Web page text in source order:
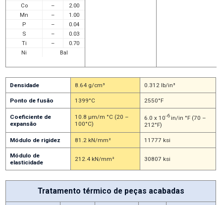
Co
–
2.00
Mn
–
1.00
P
–
0.04
S
–
0.03
Ti
–
0.70
Ni
Bal
Densidade 8.64 g/cm³ 0.312 lb/in³
Ponto de fusão 1399°C 2550°F
Coeficiente de
expansão
10.8 μm/m °C (20 –
100°C)
6.0 x 10-6in/in °F (70 –
212°F)
Módulo de rigidez 81.2 kN/mm² 11777 ksi
Módulo de
elasticidade
212.4 kN/mm² 30807 ksi
Tratamento térmico de peças acabadas